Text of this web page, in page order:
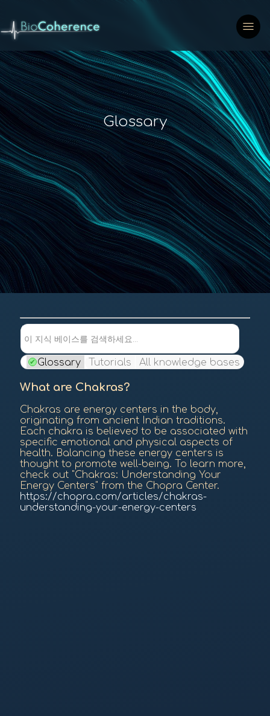
Glossary
내용
이 지식 베이스를 검색하세요...
Glossary Tutorials All knowledge bases
What are Chakras?
Chakras are energy centers in the body,
originating from ancient Indian traditions.
Each chakra is believed to be associated with
specific emotional and physical aspects of
health. Balancing these energy centers is
thought to promote well-being. To learn more,
check out "Chakras: Understanding Your
Energy Centers" from the Chopra Center.
https://chopra.com/articles/chakras-
understanding-your-energy-centers